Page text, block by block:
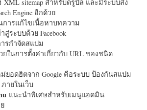
XML sitemap สำหรับดรูปัล และมีระบบส่ง
Engine อีกด้วย
ารแก้ไขเนื้อหาบทความ
สู่ระบบด้วย Facebook
รกำจัดสแปม
ในการตั้งค่าเกี่ยวกับ URL ของชนิด
ยอดฮิตจาก Google คือระบบ ป้องกันสแปม
ายในเว็บ
แนะนำพิเศษสำหรับเมนูแอดมิน